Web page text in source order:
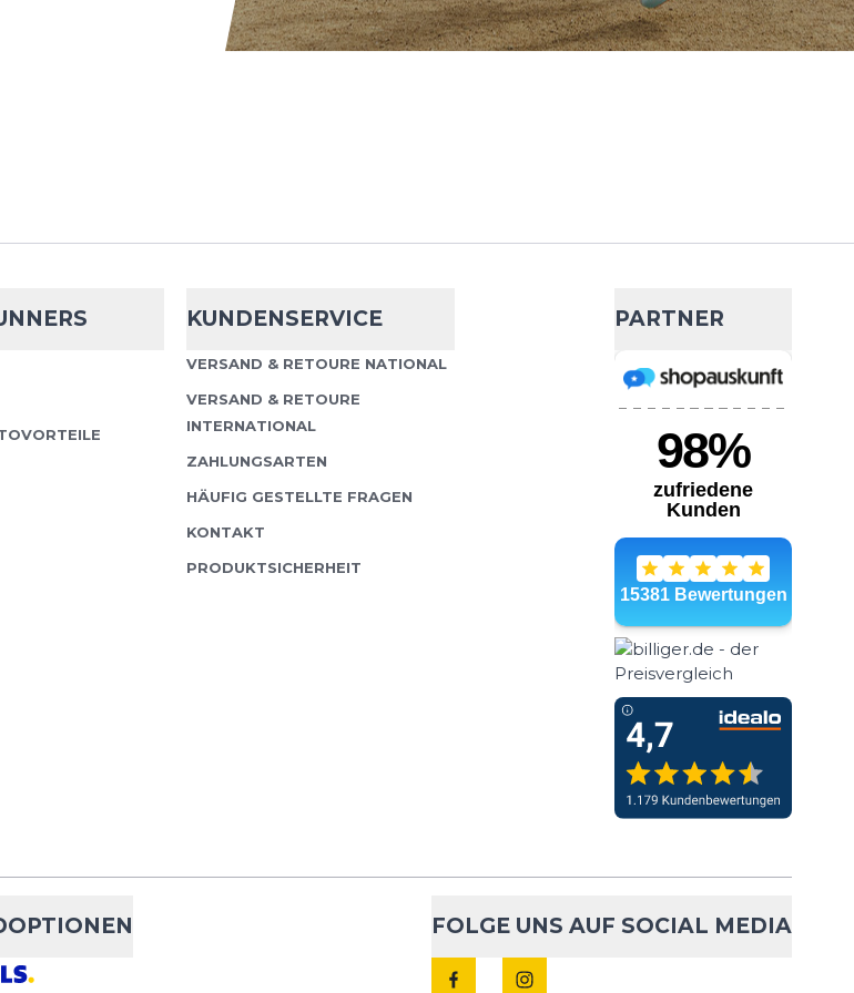
KUNDENSERVICE
VERSAND & RETOURE NATIONAL
VERSAND & RETOURE
INTERNATIONAL
ZAHLUNGSARTEN
HÄUFIG GESTELLTE FRAGEN
KONTAKT
PRODUKTSICHERHEIT
PARTNER
FOLGE UNS AUF SOCIAL MEDIA